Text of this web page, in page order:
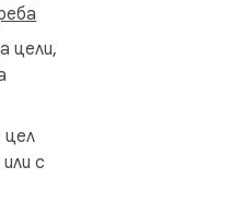
цели,
цел
с